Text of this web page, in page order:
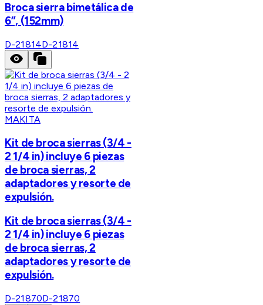
Broca sierra bimetálica de
6”, (152mm)
D-21814D-21814
MAKITA
Kit de broca sierras (3/4 -
2 1/4 in) incluye 6 piezas
de broca sierras, 2
adaptadores y resorte de
expulsión.
Kit de broca sierras (3/4 -
2 1/4 in) incluye 6 piezas
de broca sierras, 2
adaptadores y resorte de
expulsión.
D-21870D-21870